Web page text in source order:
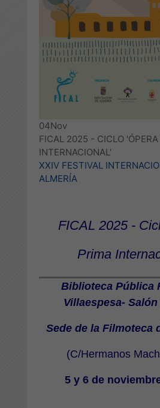
04Nov
FICAL 2025 - CICLO
INTERNACIONAL'
XXIV FESTIVAL
ALMERÍA
FICAL 2025 -
Prima
Biblioteca Pública
Villaespesa-
Sede de la Filmoteca
(C/Hermanos
5 y 6 de